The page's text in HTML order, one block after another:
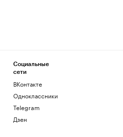
Социальные
сети
ВКонтакте
Одноклассники
Telegram
Дзен